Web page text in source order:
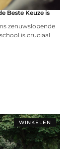
Beste Keuze is
zenuwslopende
is cruciaal
WINKELEN